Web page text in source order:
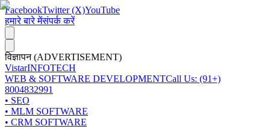
FacebookTwitter (X)YouTube
हमारे बारे मेंसंपर्क करें
विज्ञापन (ADVERTISEMENT)
VistarINFOTECH
WEB & SOFTWARE DEVELOPMENTCall Us: (91+)
8004832991
• SEO
• MLM SOFTWARE
• CRM SOFTWARE